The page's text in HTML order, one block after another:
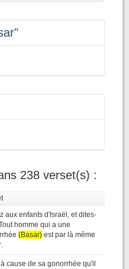
238 verset(s) :
aux enfants d'Israël, et dites-
homme qui a une
(Basar) est par là même
cause de sa gonorrhée qu'il